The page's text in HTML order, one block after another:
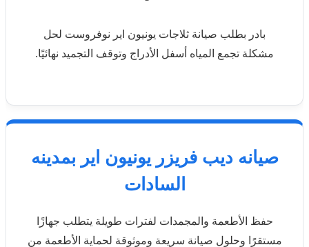
بادر بطلب صيانة ثلاجات يونيون اير نوفروست لحل
مشكلة تجمع المياه أسفل الأدراج وتوقف التجميد نهائيًا.
صيانه ديب فريزر يونيون اير بمدينه
السادات
حفظ الأطعمة والمجمدات لفترات طويلة يتطلب جهازًا
مستقرًا وحلول صيانة سريعة وموثوقة لحماية الأطعمة من